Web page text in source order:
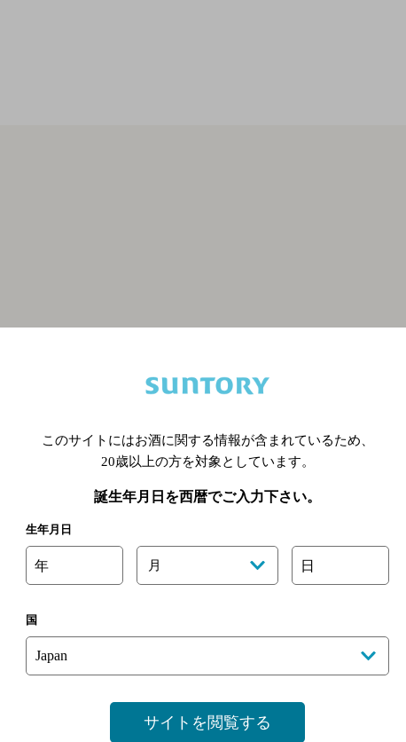
関連ページ
群馬県のバー検索
埼玉県のバー検索
福井県のバー検索 大阪府のバー検索 京都府のバー検索
兵庫
岡山県のバー検索 山口県のバー検索
高知県のバー検索 福岡県のバー検索
このサイトにはお酒に関する情報が含まれているため、
20歳以上の方を対象としています。
誕生年月日を西暦でご入力下さい。
生年月日
年 月 日
国
サイトを閲覧する